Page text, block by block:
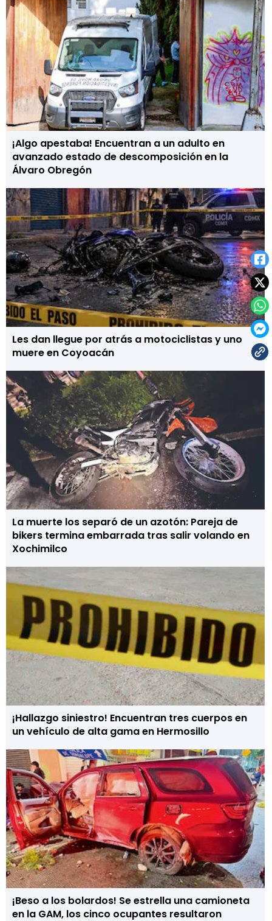
¡Algo apestaba! Encuentran a un adulto en
avanzado estado de descomposición en la
Álvaro Obregón
Les dan llegue por atrás a motociclistas y uno
muere en Coyoacán
La muerte los separó de un azotón: Pareja de
bikers termina embarrada tras salir volando en
Xochimilco
¡Hallazgo siniestro! Encuentran tres cuerpos en
un vehículo de alta gama en Hermosillo
¡Beso a los bolardos! Se estrella una camioneta
en la GAM, los cinco ocupantes resultaron